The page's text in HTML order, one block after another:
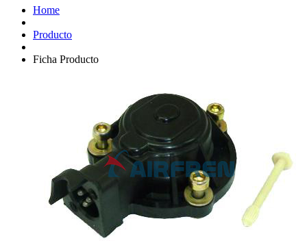
Home
Producto
Ficha Producto